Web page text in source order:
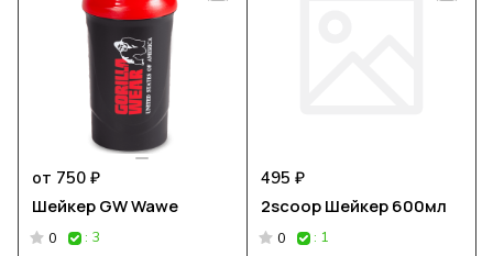
от 750 ₽
Шейкер GW Wawe
0 : 3
495 ₽
2scoop Шейкер 600мл
0 : 1